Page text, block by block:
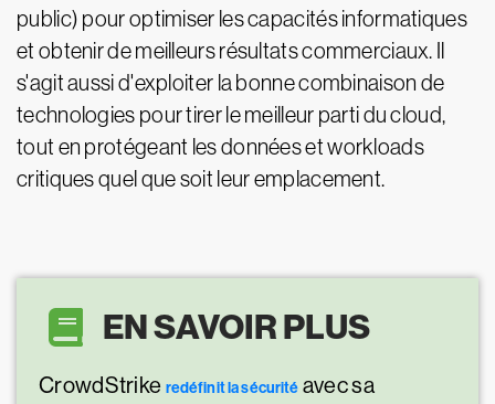
public) pour optimiser les capacités informatiques
et obtenir de meilleurs résultats commerciaux. Il
s'agit aussi d'exploiter la bonne combinaison de
technologies pour tirer le meilleur parti du cloud,
tout en protégeant les données et workloads
critiques quel que soit leur emplacement.
EN SAVOIR PLUS
CrowdStrike redéfinit la sécurité avec sa